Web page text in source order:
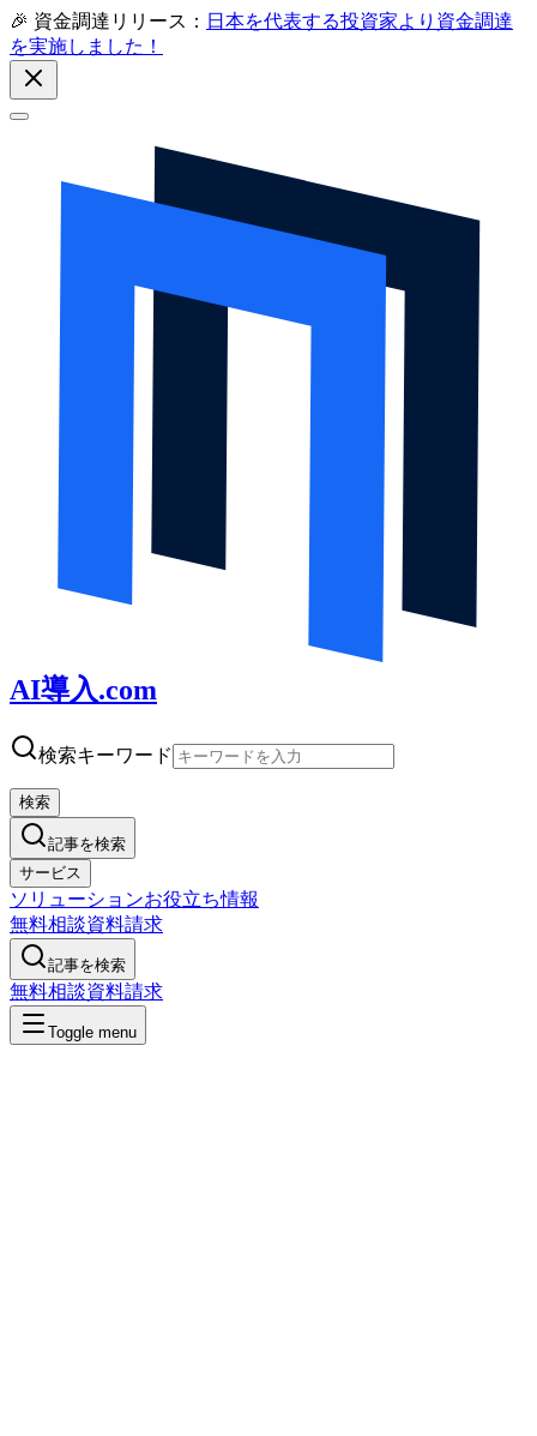
🎉 資金調達リリース： 日本を代表する投資家より資金調達
を実施しました！
AI導入.com
検索キーワード
検索
記事を検索
サービス
ソリューションお役立ち情報
無料相談資料請求
記事を検索
無料相談資料請求
Toggle menu